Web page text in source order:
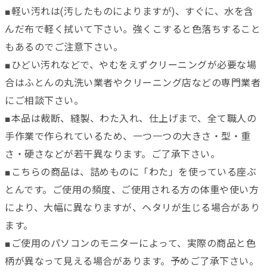
■軽い汚れは(汚したものによりますが)、すぐに、水を含
んだ布で軽く拭いて下さい。強くこすると色落ちすること
もあるのでご注意下さい。
■ひどい汚れなどで、やむをえずクリーニングが必要な場
合はふとんの丸洗い業者やクリーニング店などの専門業者
にご相談下さい。
■本品は裁断、縫製、わた入れ、仕上げまで、全て職人の
手作業で作られているため、一つ一つの大きさ・型・重
さ・硬さなどが若干異なります。ご了承下さい。
■こちらの商品は、詰めものに「わた」を使っている座ぶ
とんです。ご使用の頻度、ご使用される方の体重や使い方
により、大幅に異なりますが、ヘタリが生じる場合があり
ます。
■ご使用のパソコンのモニターによって、実際の商品と色
柄が異なって見える場合があります。予めご了承下さい。